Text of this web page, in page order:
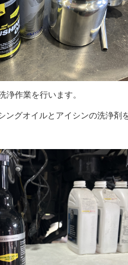
浄作業を行います。
ングオイルとアイシンの洗浄剤